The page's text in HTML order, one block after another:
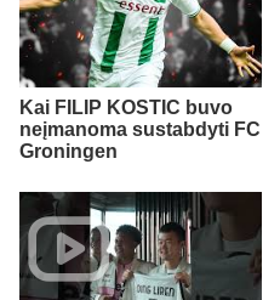
Kai FILIP KOSTIC buvo
neįmanoma sustabdyti FC
Groningen